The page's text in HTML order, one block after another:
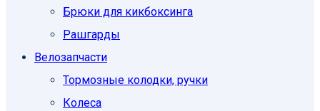
Брюки для кикбоксинга
Рашгарды
Велозапчасти
Тормозные колодки, ручки
Колеса